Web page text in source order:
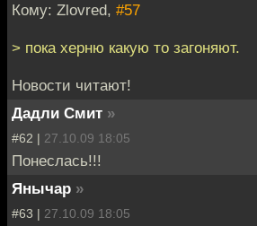
Кому: Zlovred, #57
> пока херню какую то загоняют.
Новости читают!
Дадли Смит »
#62 | 27.10.09 18:05
Понеслась!!!
Янычар »
#63 | 27.10.09 18:05